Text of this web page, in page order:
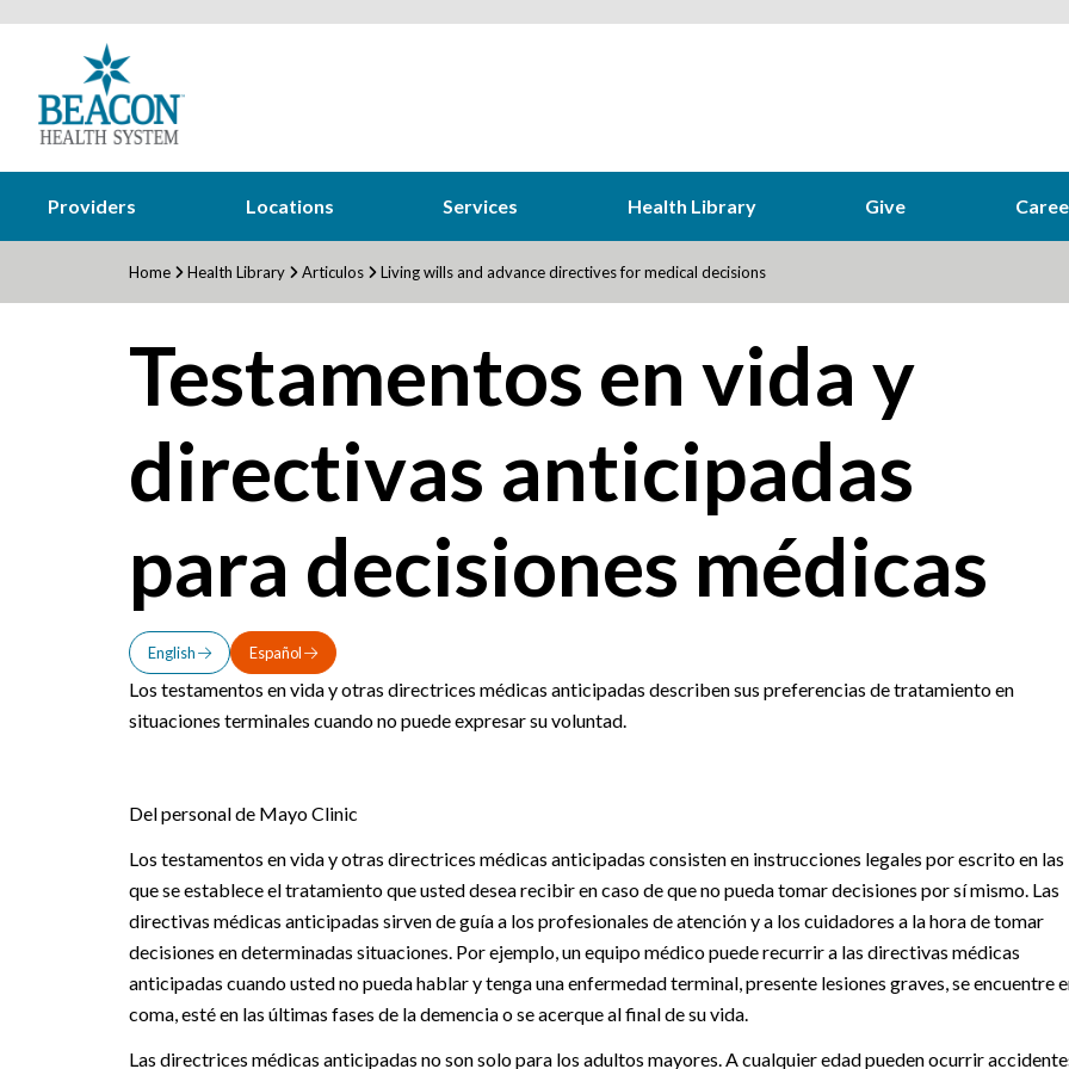
Providers Locations Services Health Library Give
Home Health Library Articulos Living wills and advance directives for medical decisions
Testamentos en vida y
directivas anticipadas
para decisiones médicas
English Español
Los testamentos en vida y otras directrices médicas anticipadas describen sus preferencias de tratamiento en
situaciones terminales cuando no puede expresar su voluntad.
Del personal de Mayo Clinic
Los testamentos en vida y otras directrices médicas anticipadas consisten en instrucciones legales por escrito en las
que se establece el tratamiento que usted desea recibir en caso de que no pueda tomar decisiones por sí mismo. Las
directivas médicas anticipadas sirven de guía a los profesionales de atención y a los cuidadores a la hora de tomar
decisiones en determinadas situaciones. Por ejemplo, un equipo médico puede recurrir a las directivas médicas
anticipadas cuando usted no pueda hablar y tenga una enfermedad terminal, presente lesiones graves, se encuentre
coma, esté en las últimas fases de la demencia o se acerque al final de su vida.
Las directrices médicas anticipadas no son solo para los adultos mayores. A cualquier edad pueden ocurrir